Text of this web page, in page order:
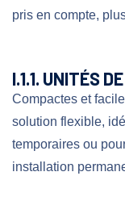
pris en compte,
I.1.1. UNITÉS
Compactes et
solution flexible,
temporaires ou
installation